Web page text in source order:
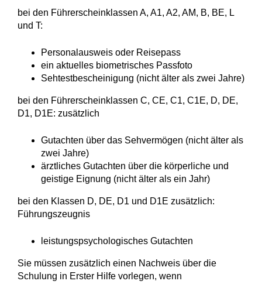
bei den Führerscheinklassen A, A1, A2, AM, B, BE, L
und T:
Personalausweis oder Reisepass
ein aktuelles biometrisches Passfoto
Sehtestbescheinigung (nicht älter als zwei Jahre)
bei den Führerscheinklassen C, CE, C1, C1E, D, DE,
D1, D1E: zusätzlich
Gutachten über das Sehvermögen (nicht älter als
zwei Jahre)
ärztliches Gutachten über die körperliche und
geistige Eignung (nicht älter als ein Jahr)
bei den Klassen D, DE, D1 und D1E zusätzlich:
Führungszeugnis
leistungspsychologisches Gutachten
Sie müssen zusätzlich einen Nachweis über die
Schulung in Erster Hilfe vorlegen, wenn